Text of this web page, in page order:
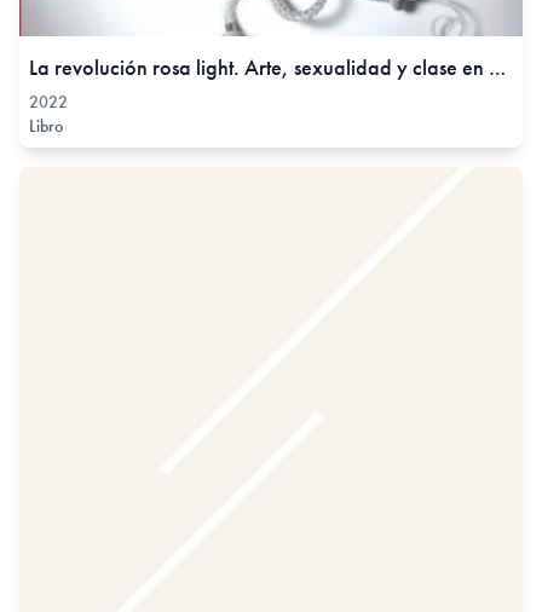
La revolución rosa light. Arte, sexualidad y clase en el Rojas de la posdictadura, 2022
2022
Libro